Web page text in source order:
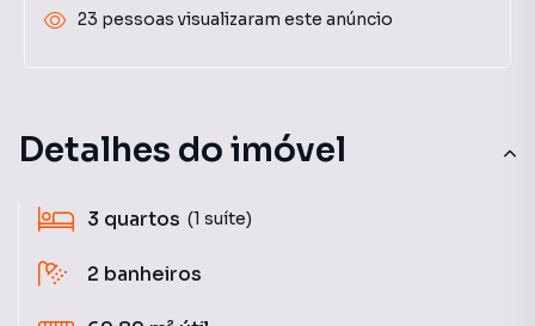
Detalhes do imóvel
3 quartos (1 suíte)
2 banheiros
23 pessoas visualizaram este anúncio